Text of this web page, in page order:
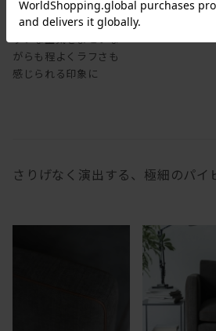
レザーで張り込むと、シ
ックな空気をまといな
がらも程よくラフさも
感じられる印象に
さりげなく演出する、極細のパイ